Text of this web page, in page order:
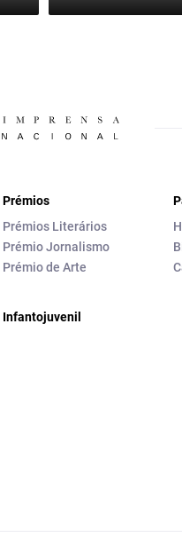
Prémios
Prémios Literários
Prémio Jornalismo
Prémio de Arte
Infantojuvenil